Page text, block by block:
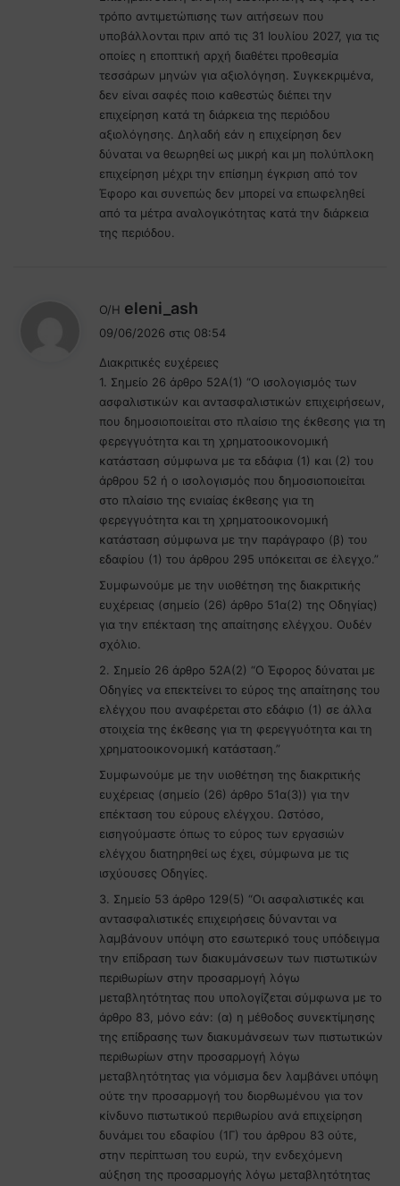
τρόπο αντιμετώπισης των αιτήσεων που
υποβάλλονται πριν από τις 31 Ιουλίου 2027, για τις
οποίες η εποπτική αρχή διαθέτει προθεσμία
τεσσάρων μηνών για αξιολόγηση. Συγκεκριμένα,
δεν είναι σαφές ποιο καθεστώς διέπει την
επιχείρηση κατά τη διάρκεια της περιόδου
αξιολόγησης. Δηλαδή εάν η επιχείρηση δεν
δύναται να θεωρηθεί ως μικρή και μη πολύπλοκη
επιχείρηση μέχρι την επίσημη έγκριση από τον
Έφορο και συνεπώς δεν μπορεί να επωφεληθεί
από τα μέτρα αναλογικότητας κατά την διάρκεια
της περιόδου.
Ο/Η eleni_ash
ι
:
09/06/2026 στις 08:54
Διακριτικές ευχέρειες
1. Σημείο 26 άρθρο 52A(1) “Ο ισολογισμός των
ασφαλιστικών και αντασφαλιστικών επιχειρήσεων,
που δημοσιοποιείται στο πλαίσιο της έκθεσης για τη
φερεγγυότητα και τη χρηματοοικονομική
κατάσταση σύμφωνα με τα εδάφια (1) και (2) του
άρθρου 52 ή ο ισολογισμός που δημοσιοποιείται
στο πλαίσιο της ενιαίας έκθεσης για τη
φερεγγυότητα και τη χρηματοοικονομική
κατάσταση σύμφωνα με την παράγραφο (β) του
εδαφίου (1) του άρθρου 295 υπόκειται σε έλεγχο.”
Συμφωνούμε με την υιοθέτηση της διακριτικής
ευχέρειας (σημείο (26) άρθρο 51α(2) της Οδηγίας)
για την επέκταση της απαίτησης ελέγχου. Ουδέν
σχόλιο.
2. Σημείο 26 άρθρο 52A(2) “Ο Έφορος δύναται με
Οδηγίες να επεκτείνει το εύρος της απαίτησης του
ελέγχου που αναφέρεται στο εδάφιο (1) σε άλλα
στοιχεία της έκθεσης για τη φερεγγυότητα και τη
χρηματοοικονομική κατάσταση.”
Συμφωνούμε με την υιοθέτηση της διακριτικής
ευχέρειας (σημείο (26) άρθρο 51α(3)) για την
επέκταση του εύρους ελέγχου. Ωστόσο,
εισηγούμαστε όπως το εύρος των εργασιών
ελέγχου διατηρηθεί ως έχει, σύμφωνα με τις
ισχύουσες Οδηγίες.
3. Σημείο 53 άρθρο 129(5) “Οι ασφαλιστικές και
αντασφαλιστικές επιχειρήσεις δύνανται να
λαμβάνουν υπόψη στο εσωτερικό τους υπόδειγμα
την επίδραση των διακυμάνσεων των πιστωτικών
περιθωρίων στην προσαρμογή λόγω
μεταβλητότητας που υπολογίζεται σύμφωνα με το
άρθρο 83, μόνο εάν: (α) η μέθοδος συνεκτίμησης
της επίδρασης των διακυμάνσεων των πιστωτικών
περιθωρίων στην προσαρμογή λόγω
μεταβλητότητας για νόμισμα δεν λαμβάνει υπόψη
ούτε την προσαρμογή του διορθωμένου για τον
κίνδυνο πιστωτικού περιθωρίου ανά επιχείρηση
δυνάμει του εδαφίου (1Γ) του άρθρου 83 ούτε,
στην περίπτωση του ευρώ, την ενδεχόμενη
αύξηση της προσαρμογής λόγω μεταβλητότητας